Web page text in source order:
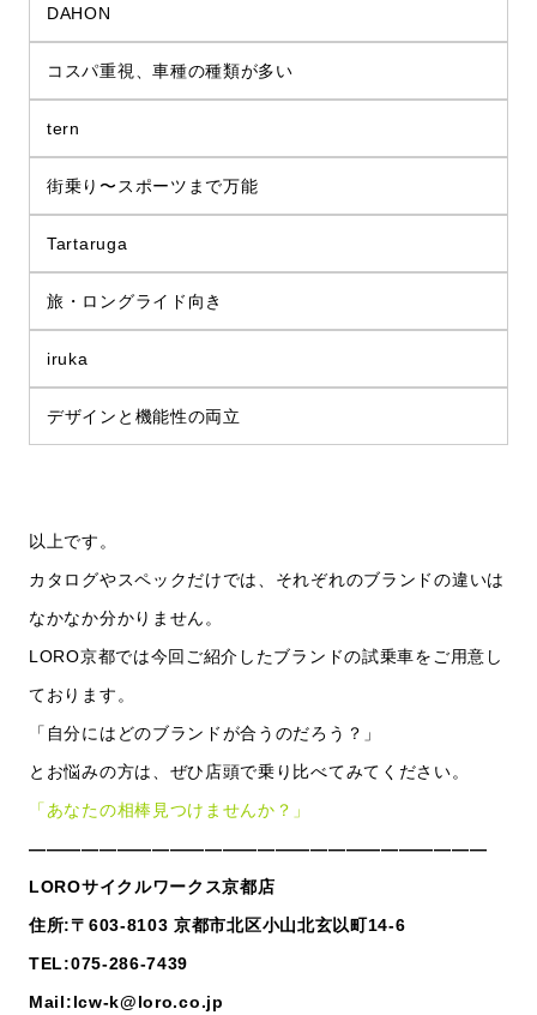
DAHON
コスパ重視、車種の種類が多い
tern
街乗り〜スポーツまで万能
Tartaruga
旅・ロングライド向き
iruka
デザインと機能性の両立
以上です。
カタログやスペックだけでは、それぞれのブランドの違いは
なかなか分かりません。
LORO京都では今回ご紹介したブランドの試乗車をご用意し
ております。
「自分にはどのブランドが合うのだろう？」
とお悩みの方は、ぜひ店頭で乗り比べてみてください。
「あなたの相棒見つけませんか？」
——————————————————————————
LOROサイクルワークス京都店
住所:〒603-8103 京都市北区小山北玄以町14-6
TEL:075-286-7439
Mail:lcw-k@loro.co.jp